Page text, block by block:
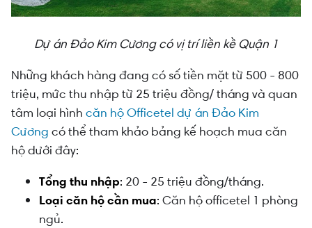
Dự án Đảo Kim Cương có vị trí liền kề Quận 1
Những khách hàng đang có số tiền mặt từ 500 - 800
triệu, mức thu nhập từ 25 triệu đồng/ tháng và quan
tâm loại hình căn hộ Officetel dự án Đảo Kim
Cương có thể tham khảo bảng kế hoạch mua căn
hộ dưới đây:
Tổng thu nhập: 20 - 25 triệu đồng/tháng.
Loại căn hộ cần mua: Căn hộ officetel 1 phòng
ngủ.